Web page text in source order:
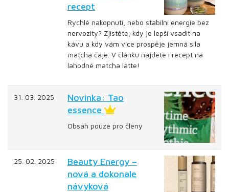
recept
Rychlé nakopnutí, nebo stabilní energie bez
nervozity? Zjistěte, kdy je lepší vsadit na
kávu a kdy vám více prospěje jemná síla
matcha čaje. V článku najdete i recept na
lahodné matcha latte!
31. 03. 2025
Novinka: Tao
essence
Obsah pouze pro členy
25. 02. 2025
Beauty Energy –
nová a dokonale
návyková